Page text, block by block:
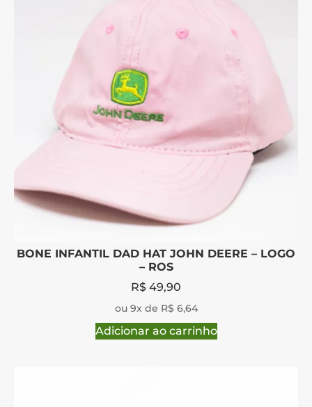
BONE INFANTIL DAD HAT JOHN DEERE – LOGO
– ROS
R$ 49,90
ou 9x de R$ 6,64
Adicionar ao carrinho